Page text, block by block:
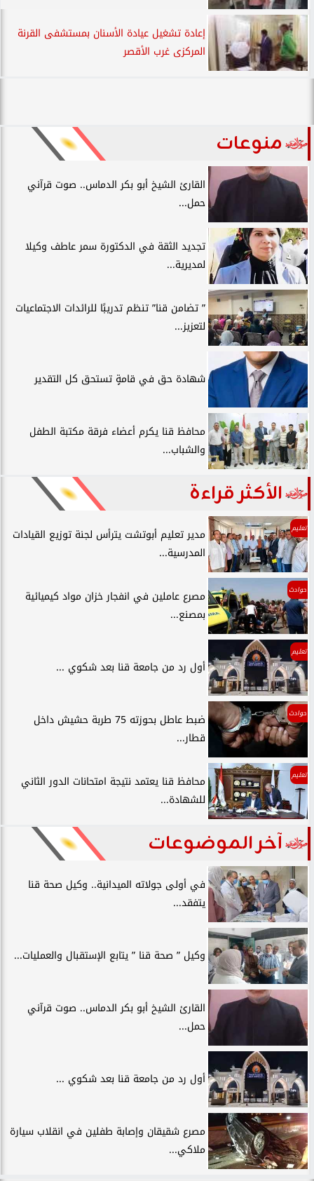
إعادة تشغيل عيادة الأسنان بمستشفى القرنة
المركزى غرب الأقصر
منوعات
القارئ الشيخ أبو بكر الدماس.. صوت قرآني
حمل...
تجديد الثقة في الدكتورة سمر عاطف وكيلا
لمديرية...
” تضامن قنا” تنظم تدريبًا للرائدات الاجتماعيات
لتعزيز...
شهادة حق في قامةٍ تستحق كل التقدير
محافظ قنا يكرم أعضاء فرقة مكتبة الطفل
والشباب...
الأكثر قراءة
تعليم
مدير تعليم أبوتشت يترأس لجنة توزيع القيادات
المدرسية...
حوادث
مصرع عاملين في انفجار خزان مواد كيميائية
بمصنع...
تعليم
أول رد من جامعة قنا بعد شكوي ...
حوادث
ضبط عاطل بحوزته 75 طربة حشيش داخل
قطار...
تعليم
محافظ قنا يعتمد نتيجة امتحانات الدور الثاني
للشهادة...
آخر الموضوعات
في أولى جولاته الميدانية.. وكيل صحة قنا
يتفقد...
وكيل ” صحة قنا ” يتابع الإستقبال والعمليات...
القارئ الشيخ أبو بكر الدماس.. صوت قرآني
حمل...
أول رد من جامعة قنا بعد شكوي ...
مصرع شقيقان وإصابة طفلين في انقلاب سيارة
ملاكي...